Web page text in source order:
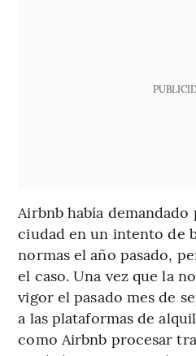
Airbnb había demandado
ciudad en un intento de
normas el año pasado,
el caso. Una vez que la
vigor el pasado mes de
a las plataformas de
como Airbnb procesar